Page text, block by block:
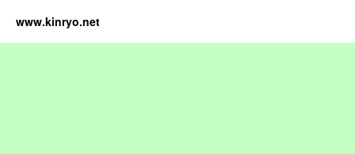
www.kinryo.net